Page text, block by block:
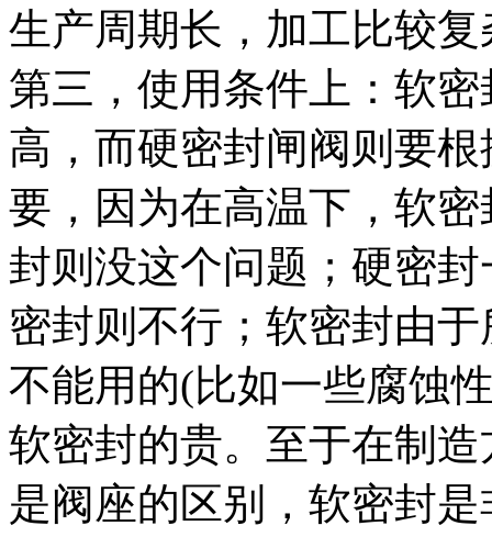
生产周期长，加工比较
第三，使用条件上：软
高，而硬密封闸阀则要
要，因为在高温下，软
封则没这个问题；硬密
密封则不行；软密封由
不能用的(比如一些腐蚀
软密封的贵。至于在制
是阀座的区别，软密封